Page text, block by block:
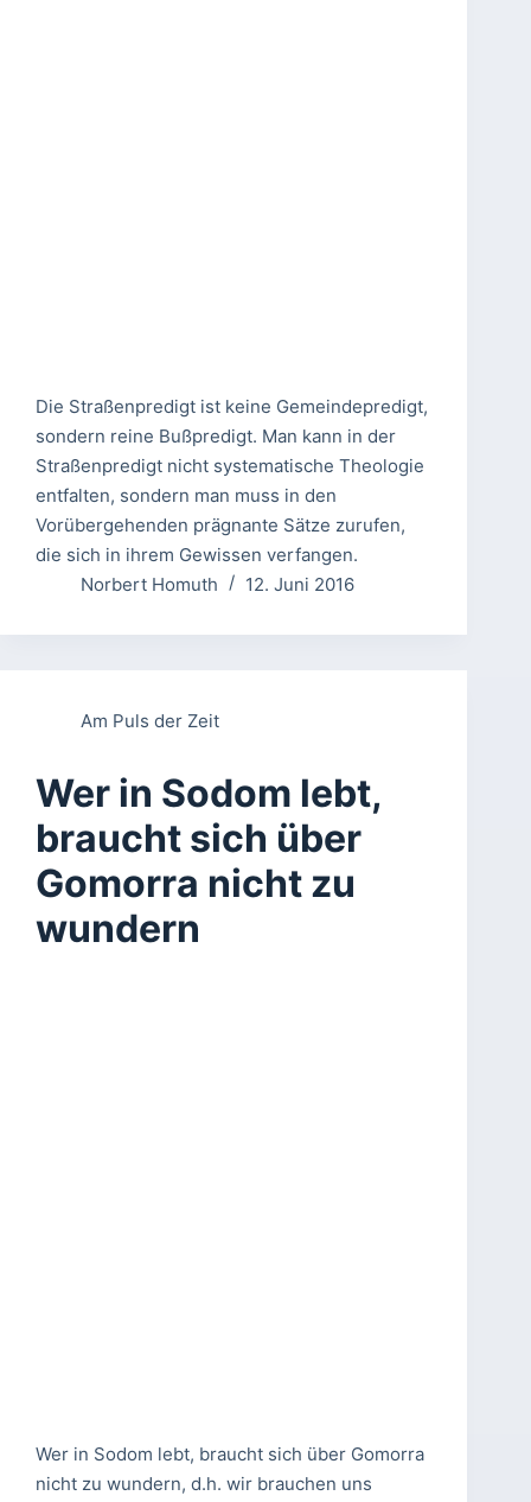
Die Straßenpredigt ist keine Gemeindepredigt,
sondern reine Bußpredigt. Man kann in der
Straßenpredigt nicht systematische Theologie
entfalten, sondern man muss in den
Vorübergehenden prägnante Sätze zurufen,
die sich in ihrem Gewissen verfangen.
Norbert Homuth
12. Juni 2016
Am Puls der Zeit
Wer in Sodom lebt,
braucht sich über
Gomorra nicht zu
wundern
Wer in Sodom lebt, braucht sich über Gomorra
nicht zu wundern, d.h. wir brauchen uns